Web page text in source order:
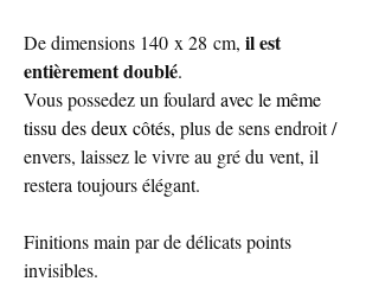
De dimensions 140 x 28 cm, il est
entièrement doublé.
Vous possedez un foulardavec le même
tissu des deux côtés, plus de sens endroit /
envers, laissez le vivre au gré du vent, il
restera toujours élégant.
Finitions main par de délicats points
invisibles.